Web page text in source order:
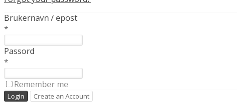
Brukernavn / epost
*
Passord
*
Remember me